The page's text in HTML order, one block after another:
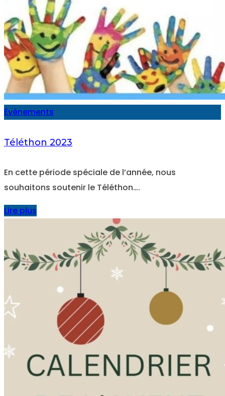
Évènements
Téléthon 2023
En cette période spéciale de l’année, nous
souhaitons soutenir le Téléthon….
Lire plus